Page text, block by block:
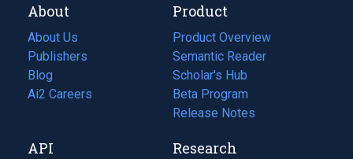
About
About Us
Publishers
Blog
(opens
in
tab)
Ai2 Careers
(opens
new
Product
Product Overview
Semantic Reader
Scholar's Hub
Beta Program
Release Notes
API Research